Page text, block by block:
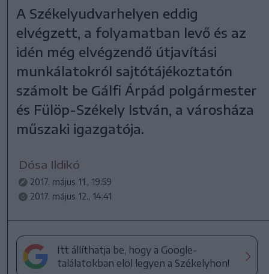
A Székelyudvarhelyen eddig
elvégzett, a folyamatban levő és az
idén még elvégzendő útjavítási
munkálatokról sajtótájékoztatón
számolt be Gálfi Árpád polgármester
és Fülöp-Székely István, a városháza
műszaki igazgatója.
Dósa Ildikó
2017. május 11., 19:59
2017. május 12., 14:41
Itt állíthatja be, hogy a Google-
találatokban elöl legyen a Székelyhon!